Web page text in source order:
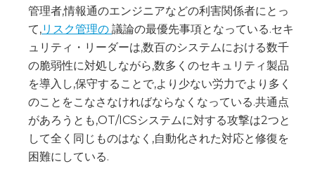
管理者,情報通のエンジニアなどの利害関係者にとっ
て,リスク管理の 議論の最優先事項となっている.セキ
ュリティ・リーダーは,数百のシステムにおける数千
の脆弱性に対処しながら,数多くのセキュリティ製品
を導入し,保守することで,より少ない労力でより多く
のことをこなさなければならなくなっている.共通点
があろうとも,OT/ICSシステムに対する攻撃は2つと
して全く同じものはなく,自動化された対応と修復を
困難にしている.